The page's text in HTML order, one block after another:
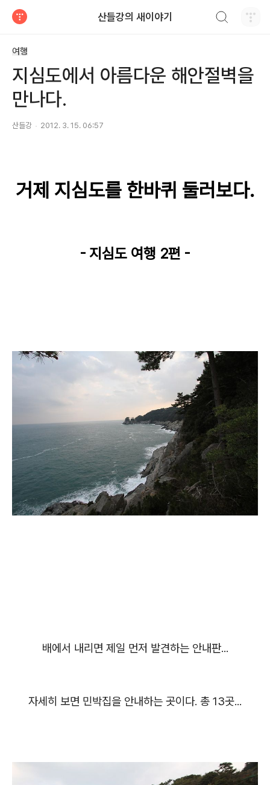
산들강의 새이야기
여행
지심도에서 아름다운 해안절벽을
만나다.
산들강 2012. 3. 15. 06:57
거제 지심도를 한바퀴 둘러보다.
- 지심도 여행 2편 -
배에서 내리면 제일 먼저 발견하는 안내판...
자세히 보면 민박집을 안내하는 곳이다. 총 13곳...